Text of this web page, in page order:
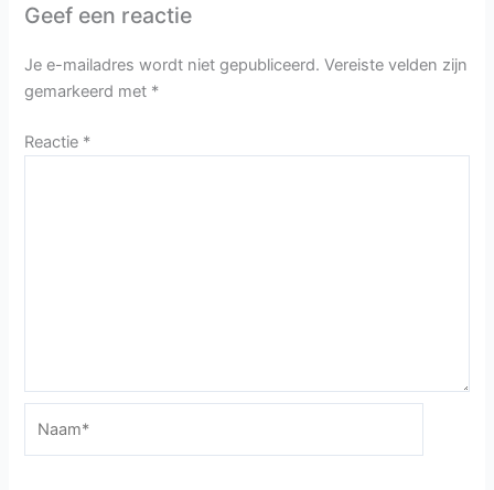
Geef een reactie
Je e-mailadres wordt niet gepubliceerd. Vereiste velden zijn
gemarkeerd met *
Reactie *